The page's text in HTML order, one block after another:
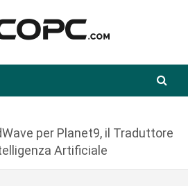
per Planet9, il Traduttore
Artificiale